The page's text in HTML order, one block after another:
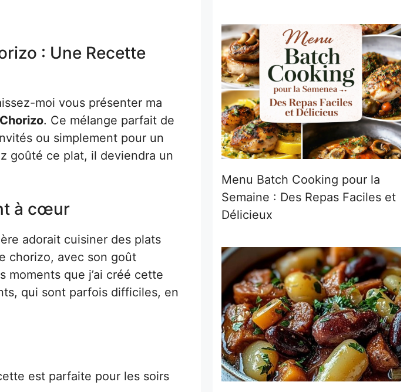
: Une Recette
moi vous présenter ma
. Ce mélange parfait de
ou simplement pour un
goûté ce plat, il deviendra un
à cœur
adorait cuisiner des plats
chorizo, avec son goût
moments que j’ai créé cette
qui sont parfois difficiles, en
est parfaite pour les soirs
Menu Batch Cooking pour la
Semaine : Des Repas Faciles et
Délicieux